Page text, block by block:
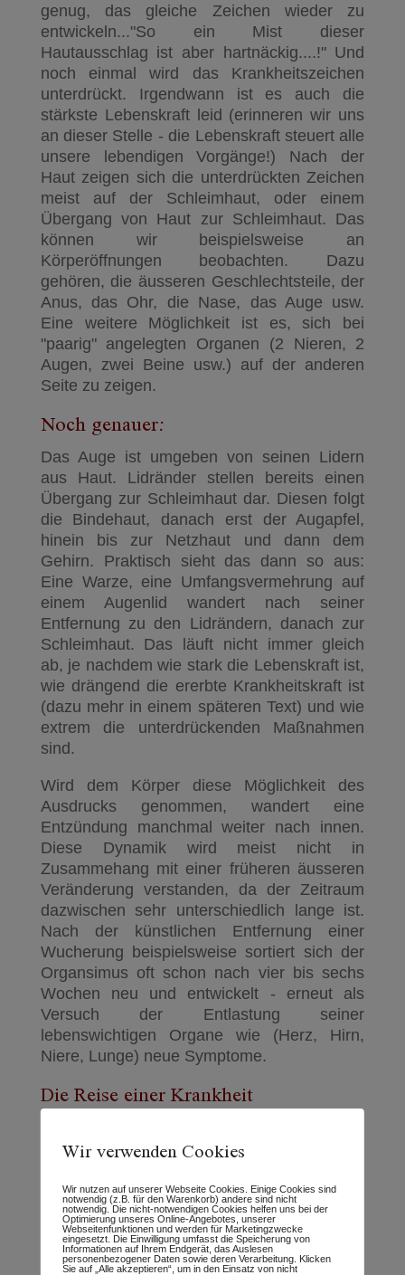
genug, das gleiche Zeichen wieder zu
entwickeln..."So ein Mist dieser
Hautausschlag ist aber hartnäckig....!" Und
noch einmal wird das Krankheitszeichen
unterdrückt. Irgendwann ist es auch die
stärkste Lebenskraft leid (erinneren wir uns
an dieser Stelle - die Lebenskraft steuert alle
unsere lebendigen Vorgänge!) Nach der
Haut zeigen sich die unterdrückten Zeichen
meist auf der Schleimhaut, oder einem
Übergang von Haut zur Schleimhaut. Das
können wir beispielsweise an
Körperöffnungen beobachten. Dazu
gehören, die äusseren Geschlechtsteile, der
Anus, das Ohr, die Nase, das Auge usw.
Eine weitere Möglichkeit ist es, sich bei
"paarig" angelegten Organen (2 Nieren, 2
Augen, zwei Beine usw.) auf der anderen
Seite zu zeigen.
Noch genauer:
Das Auge ist umgeben von seinen Lidern
aus Haut. Lidränder stellen bereits einen
Übergang zur Schleimhaut dar. Diesen folgt
die Bindehaut, danach erst der Augapfel,
hinein bis zur Netzhaut und dann dem
Gehirn. Praktisch sieht das dann so aus:
Eine Warze, eine Umfangsvermehrung auf
einem Augenlid wandert nach seiner
Entfernung zu den Lidrändern, danach zur
Schleimhaut. Das läuft nicht immer gleich
ab, je nachdem wie stark die Lebenskraft ist,
wie drängend die ererbte Krankheitskraft ist
(dazu mehr in einem späteren Text) und wie
extrem die unterdrückenden Maßnahmen
sind.
Wird dem Körper diese Möglichkeit des
Ausdrucks genommen, wandert eine
Entzündung manchmal weiter nach innen.
Diese Dynamik wird meist nicht in
Zusammehang mit einer früheren äusseren
Veränderung verstanden, da der Zeitraum
dazwischen sehr unterschiedlich lange ist.
Nach der künstlichen Entfernung einer
Wucherung beispielsweise sortiert sich der
Organsimus oft schon nach vier bis sechs
Wochen neu und entwickelt - erneut als
Versuch der Entlastung seiner
lebenswichtigen Organe wie (Herz, Hirn,
Niere, Lunge) neue Symptome.
Die Reise einer Krankheit
Und er gleicht wirklich einer Reise. sowohl
Heilung von Innen nach aussen. Ganz
genau beobachten wir diesen Weg bei den
sogenannten"Miasmen". Es handelt sich um
Naturgesetze, die bei der chinesichen
Wir verwenden Cookies
Wir nutzen auf unserer Webseite Cookies. Einige Cookies sind
notwendig (z.B. für den Warenkorb) andere sind nicht
notwendig. Die nicht-notwendigen Cookies helfen uns bei der
Optimierung unseres Online-Angebotes, unserer
Webseitenfunktionen und werden für Marketingzwecke
eingesetzt. Die Einwilligung umfasst die Speicherung von
Informationen auf Ihrem Endgerät, das Auslesen
personenbezogener Daten sowie deren Verarbeitung. Klicken
Sie auf „Alle akzeptieren“, um in den Einsatz von nicht